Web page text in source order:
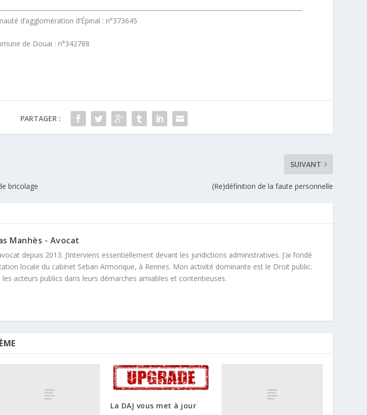
d’agglomération d’Épinal : n°373645
de Douai : n°342788
PARTAGER :
bricolage
SUIVANT
(Re)définition de la faute personnelle
Manhès - Avocat
depuis 2013. J’interviens essentiellement devant les juridictions administratives. J’ai fondé
locale du cabinet Seban Armorique, à Rennes. Mon activité dominante est le Droit public.
les acteurs publics dans leurs démarches amiables et contentieuses.
La DAJ vous met à jour